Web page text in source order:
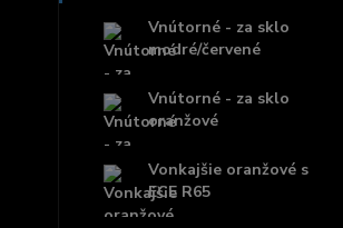
Vnútorné - za sklo
modré/červené
Vnútorné - za sklo
oranžové
Vonkajšie oranžové s
ECE R65